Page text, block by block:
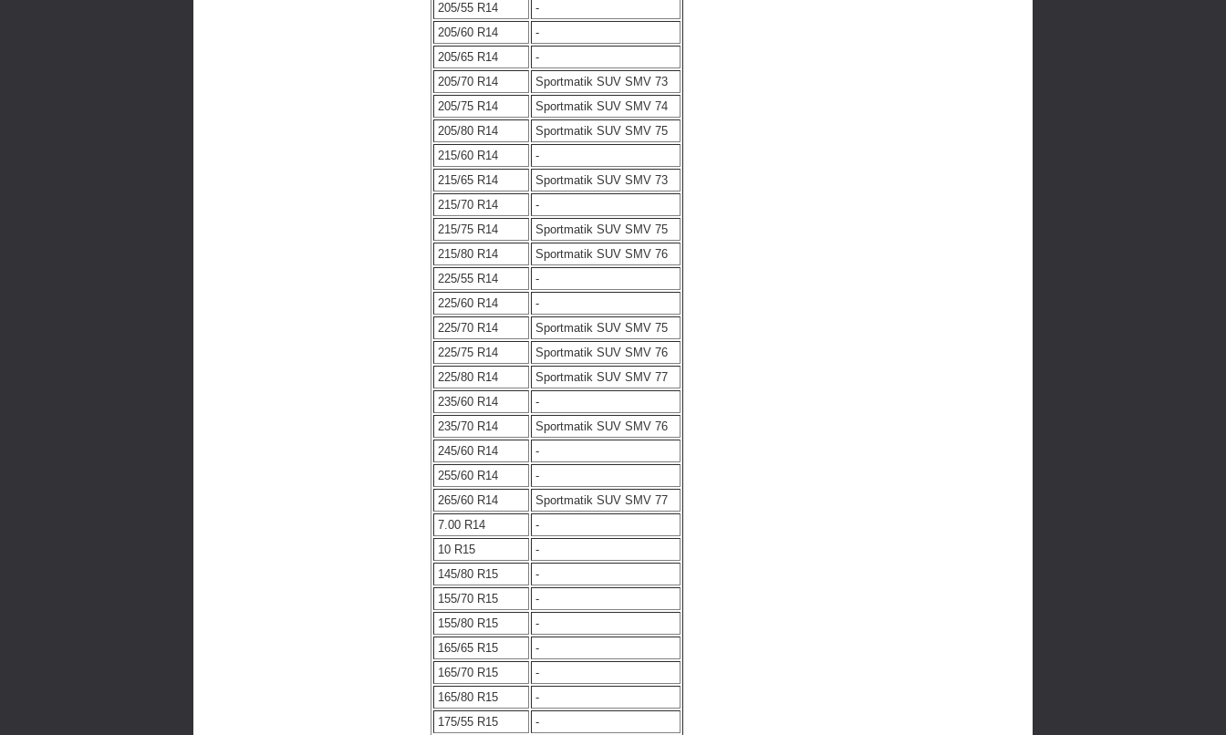
205/55 R14
-
205/60 R14
-
205/65 R14
-
205/70 R14
Sportmatik SUV SMV 73
205/75 R14
Sportmatik SUV SMV 74
205/80 R14
Sportmatik SUV SMV 75
215/60 R14
-
215/65 R14
Sportmatik SUV SMV 73
215/70 R14
-
215/75 R14
Sportmatik SUV SMV 75
215/80 R14
Sportmatik SUV SMV 76
225/55 R14
-
225/60 R14
-
225/70 R14
Sportmatik SUV SMV 75
225/75 R14
Sportmatik SUV SMV 76
225/80 R14
Sportmatik SUV SMV 77
235/60 R14
-
235/70 R14
Sportmatik SUV SMV 76
245/60 R14
-
255/60 R14
-
265/60 R14
Sportmatik SUV SMV 77
7.00 R14
-
10 R15
-
145/80 R15
-
155/70 R15
-
155/80 R15
-
165/65 R15
-
165/70 R15
-
165/80 R15
-
175/55 R15
-